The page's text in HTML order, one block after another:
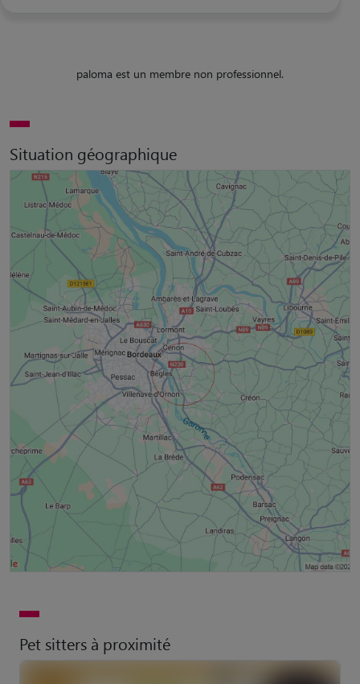
paloma est un membre non professionnel.
Situation géographique
Pet sitters à proximité